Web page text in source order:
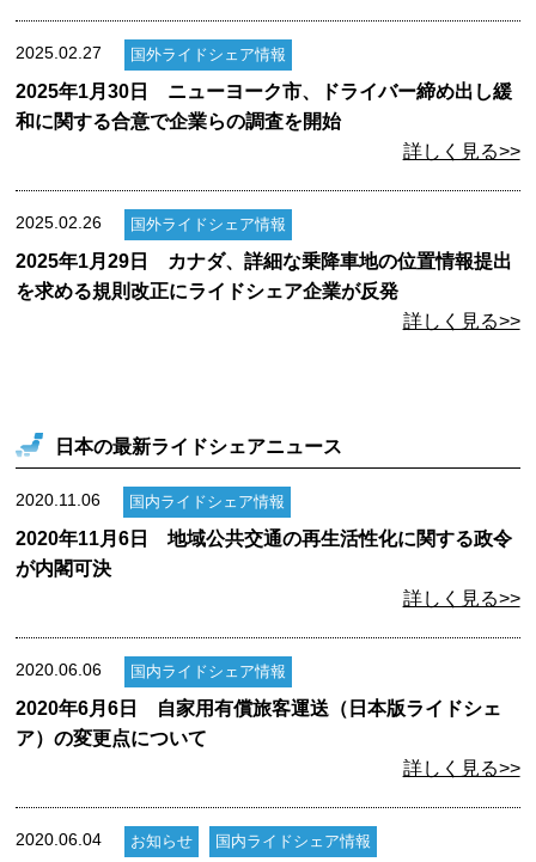
2025.02.27 国外ライドシェア情報
2025年1月30日 ニューヨーク市、ドライバー締め出し緩
和に関する合意で企業らの調査を開始
詳しく見る>>
2025.02.26 国外ライドシェア情報
2025年1月29日 カナダ、詳細な乗降車地の位置情報提出
を求める規則改正にライドシェア企業が反発
詳しく見る>>
日本の最新ライドシェアニュース
2020.11.06 国内ライドシェア情報
2020年11月6日 地域公共交通の再生活性化に関する政令
が内閣可決
詳しく見る>>
2020.06.06 国内ライドシェア情報
2020年6月6日 自家用有償旅客運送（日本版ライドシェ
ア）の変更点について
詳しく見る>>
2020.06.04 お知らせ 国内ライドシェア情報